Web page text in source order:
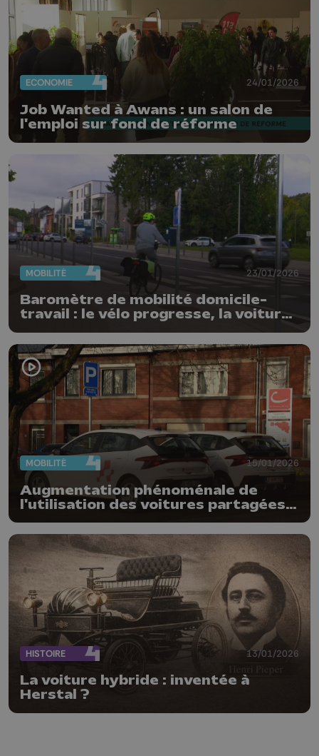
ECONOMIE 24/01/2026
Job Wanted à Awans : un salon de
l'emploi sur fond de réforme
MOBILITÉ 23/01/2026
Baromètre de mobilité domicile-
travail : le vélo progresse, la voiture
MOBILITÉ 15/01/2026
Augmentation phénoménale de
l'utilisation des voitures partagées à
Liège
HISTOIRE 13/01/2026
La voiture hybride : inventée à
Herstal ?